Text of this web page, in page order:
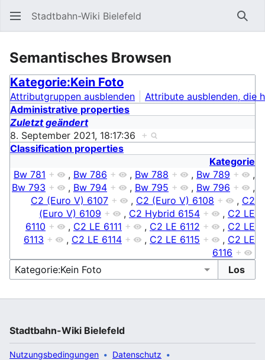
Stadtbahn-Wiki Bielefeld
Semantisches Browsen
Kategorie:Kein Foto
Attributgruppen ausblenden
Attribute ausblenden, die
Administrative properties
Zuletzt geändert
8. September 2021, 18:17:36 +
Classification properties
Kategorie
Bw 781 + , Bw 786 + , Bw 788 + , Bw 789 +
,
Bw 793 + , Bw 794 + , Bw 795 + , Bw 796 +
,
C2 (Euro V) 6107 + , C2 (Euro V) 6108 + , C2
(Euro V) 6109 + , C2 Hybrid 6154 + , C2 LE
6110 + , C2 LE 6111 + , C2 LE 6112 + , C2 LE
6113 + , C2 LE 6114 + , C2 LE 6115 + , C2 LE
6116 +
Stadtbahn-Wiki Bielefeld
Datenschutz
Nutzungsbedingungen